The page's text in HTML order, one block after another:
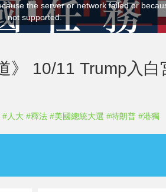
the server or network failed or
not supported.
》 10/11 Trump入白
#人大 #釋法 #美國總統大選 #特朗普 #港獨